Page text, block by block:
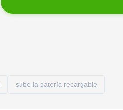
sube la batería recargable